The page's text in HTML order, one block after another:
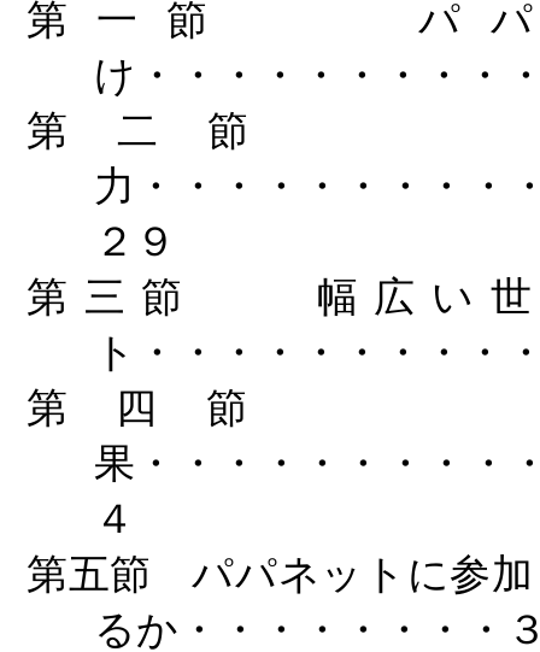
第一節
パ
け・・・・・・・・・
第二節
力・・・・・・・・・
２９
第三節
幅広い
ト・・・・・・・・・
第四節
果・・・・・・・・・
４
第五節
パパネットに参
るか・・・・・・・・